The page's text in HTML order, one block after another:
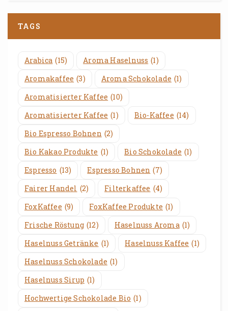
TAGS
Arabica (15) Aroma Haselnuss (1)
Aromakaffee (3) Aroma Schokolade (1)
Aromatisierter Kaffee (10)
Aromatisierter Kaffee (1) Bio-Kaffee (14)
Bio Espresso Bohnen (2)
Bio Kakao Produkte (1) Bio Schokolade (1)
Espresso (13) Espresso Bohnen (7)
Fairer Handel (2) Filterkaffee (4)
FoxKaffee (9) FoxKaffee Produkte (1)
Frische Röstung (12) Haselnuss Aroma (1)
Haselnuss Getränke (1) Haselnuss Kaffee (1)
Haselnuss Schokolade (1)
Haselnuss Sirup (1)
Hochwertige Schokolade Bio (1)